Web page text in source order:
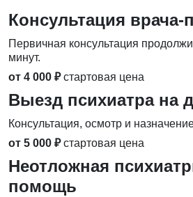
Консультация врача-
Первичная консультация
минут.
от 4 000 ₽ стартовая цена
Выезд психиатра на
Консультация, осмотр и
от 5 000 ₽ стартовая цена
Неотложная
помощь